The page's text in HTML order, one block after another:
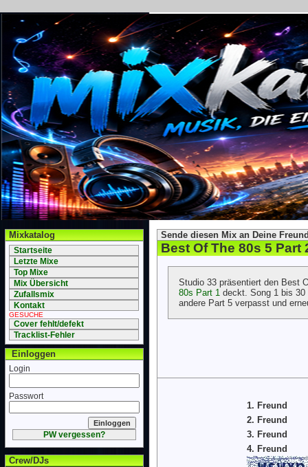
Mixkatalog
Startseite
Letzte Mixe
Top Mixe
Mix Übersicht
Zufallsmix
Kontakt
GESUCHE
Cover fehlt/defekt
Tracklist-Fehler
Einloggen
Login
Passwort
PW vergessen?
Crew/DJs
Sende diesen Mix an Deine
Best Of The 80s 5 Part
Studio 33 präsentiert den Best
80s Part 1 deckt. Song 1 bis
andere Part 5 verpasst und
1. Freund
2. Freund
3. Freund
4. Freund